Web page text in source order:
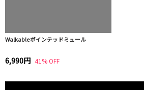
Walkableポインテッドミュール
6,990円 41% OFF